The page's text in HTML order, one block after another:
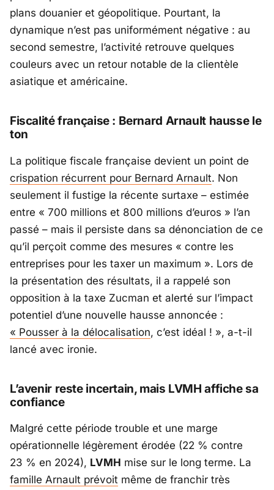
plans douanier et géopolitique. Pourtant, la
dynamique n’est pas uniformément négative : au
second semestre, l’activité retrouve quelques
couleurs avec un retour notable de la clientèle
asiatique et américaine.
Fiscalité française : Bernard Arnault hausse le
ton
La politique fiscale française devient un point de
crispation récurrent pour Bernard Arnault. Non
seulement il fustige la récente surtaxe – estimée
entre « 700 millions et 800 millions d’euros » l’an
passé – mais il persiste dans sa dénonciation de ce
qu’il perçoit comme des mesures « contre les
entreprises pour les taxer un maximum ». Lors de
la présentation des résultats, il a rappelé son
opposition à la taxe Zucman et alerté sur l’impact
potentiel d’une nouvelle hausse annoncée :
« Pousser à la délocalisation, c’est idéal ! », a-t-il
lancé avec ironie.
L’avenir reste incertain, mais LVMH affiche sa
confiance
Malgré cette période trouble et une marge
opérationnelle légèrement érodée (22 % contre
23 % en 2024), LVMH mise sur le long terme. La
famille Arnault prévoit même de franchir très